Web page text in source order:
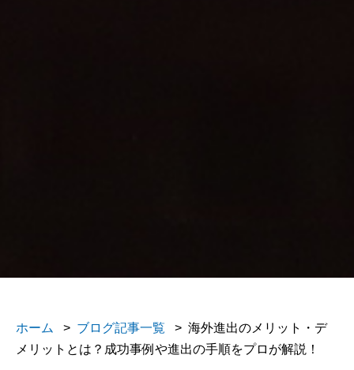
ホーム > ブログ記事一覧
> 海外進出のメリット・デ
メリットとは？成功事例や進出の手順をプロが解説！